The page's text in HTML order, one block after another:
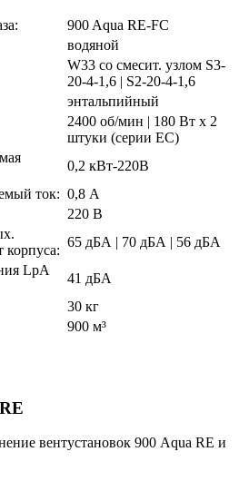
900 Aqua RE-FC
водяной
W33 со смесит. узлом S3-
20-4-1,6 | S2-20-4-1,6
энтальпийный
2400 об/мин | 180 Вт x 2
штуки (серии EC)
0,2 кВт-220В
ток: 0,8 А
220 В
корпуса:
65 дБА | 70 дБА | 56 дБА
LpA
41 дБА
30 кг
900 м³
вентустановок 900 Aqua RE и